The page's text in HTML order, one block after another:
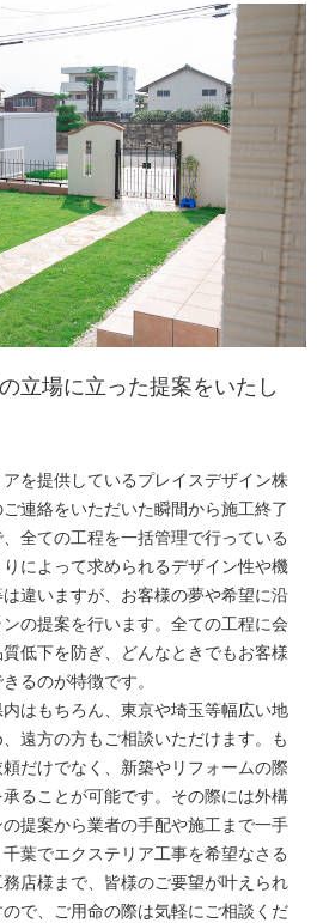
立場に立った提案をいたし
を提供しているプレイスデザイン株
連絡をいただいた瞬間から施工終了
全ての工程を一括管理で行っている
によって求められるデザイン性や機
違いますが、お客様の夢や希望に沿
の提案を行います。全ての工程に会
低下を防ぎ、どんなときでもお客様
るのが特徴です。
はもちろん、東京や埼玉等幅広い地
遠方の方もご相談いただけます。も
だけでなく、新築やリフォームの際
ることが可能です。その際には外構
提案から業者の手配や施工まで一手
葉でエクステリア工事を希望なさる
店様まで、皆様のご要望が叶えられ
で、ご用命の際は気軽にご相談くだ